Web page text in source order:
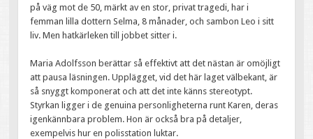
på väg mot de 50, märkt av en stor, privat tragedi, har i
femman lilla dottern Selma, 8 månader, och sambon Leo i sitt
liv. Men hatkärleken till jobbet sitter i.
Maria Adolfsson berättar så effektivt att det nästan är omöjligt
att pausa läsningen. Upplägget, vid det här laget välbekant, är
så snyggt komponerat och att det inte känns stereotypt.
Styrkan ligger i de genuina personligheterna runt Karen, deras
igenkännbara problem. Hon är också bra på detaljer,
exempelvis hur en polisstation luktar.